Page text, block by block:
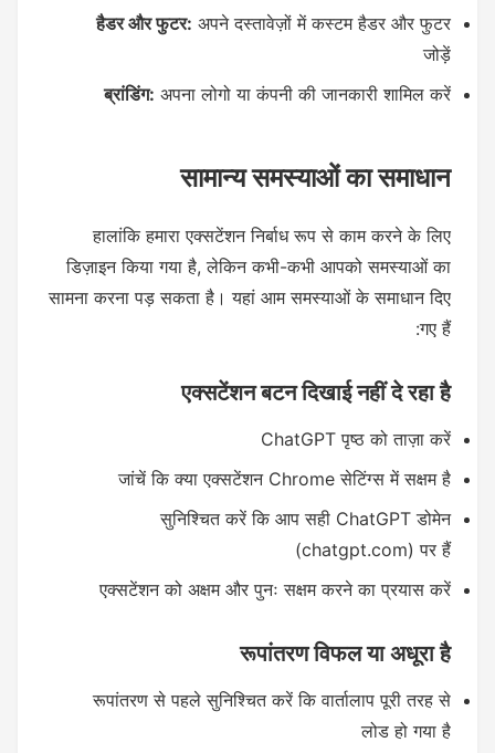
हैडर और फुटर: अपने दस्तावेज़ों में कस्टम हैडर और फुटर
जोड़ें
ब्रांडिंग: अपना लोगो या कंपनी की जानकारी शामिल करें
सामान्य समस्याओं का समाधान
हालांकि हमारा एक्सटेंशन निर्बाध रूप से काम करने के लिए
डिज़ाइन किया गया है, लेकिन कभी-कभी आपको समस्याओं का
सामना करना पड़ सकता है। यहां आम समस्याओं के समाधान दिए
गए हैं:
एक्सटेंशन बटन दिखाई नहीं दे रहा है
ChatGPT पृष्ठ को ताज़ा करें
जांचें कि क्या एक्सटेंशन Chrome सेटिंग्स में सक्षम है
सुनिश्चित करें कि आप सही ChatGPT डोमेन
(chatgpt.com) पर हैं
एक्सटेंशन को अक्षम और पुनः सक्षम करने का प्रयास करें
रूपांतरण विफल या अधूरा है
रूपांतरण से पहले सुनिश्चित करें कि वार्तालाप पूरी तरह से
लोड हो गया है